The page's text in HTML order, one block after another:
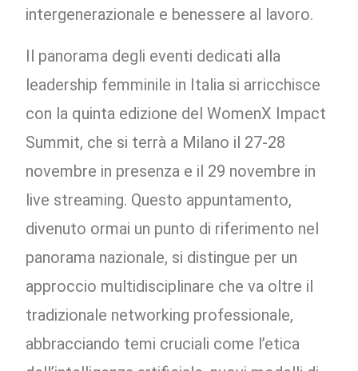
intergenerazionale e benessere al lavoro.
Il panorama degli eventi dedicati alla
leadership femminile in Italia si arricchisce
con la quinta edizione del WomenX Impact
Summit, che si terrà a Milano il 27-28
novembre in presenza e il 29 novembre in
live streaming. Questo appuntamento,
divenuto ormai un punto di riferimento nel
panorama nazionale, si distingue per un
approccio multidisciplinare che va oltre il
tradizionale networking professionale,
abbracciando temi cruciali come l’etica